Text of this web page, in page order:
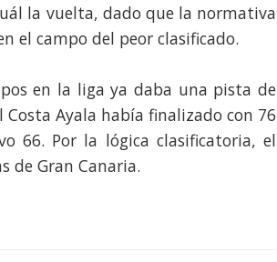
la vuelta, dado que la normativa
el campo del peor clasificado.
en la liga ya daba una pista de
Ayala había finalizado con 76
66. Por la lógica clasificatoria, el
de Gran Canaria.